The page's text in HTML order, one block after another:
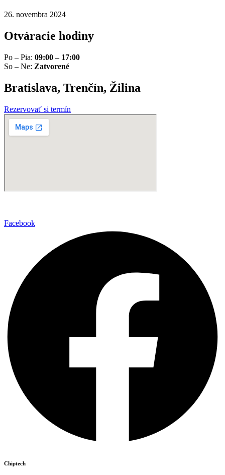
26. novembra 2024
Otváracie hodiny
Po – Pia: 09:00 – 17:00
So – Ne: Zatvorené
Bratislava, Trenčín, Žilina
Rezervovať si termín
Facebook
Chiptech